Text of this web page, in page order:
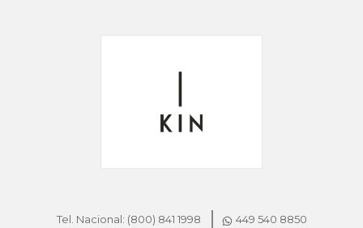
Tel. Nacional: (800) 841 1998
449 540 8850